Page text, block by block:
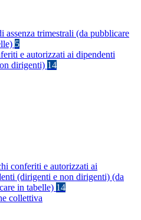
assenza trimestrali (da pubblicare
5
e autorizzati ai dipendenti
dirigenti) 14
conferiti e autorizzati ai
(dirigenti e non dirigenti) (da
in tabelle) 14
collettiva